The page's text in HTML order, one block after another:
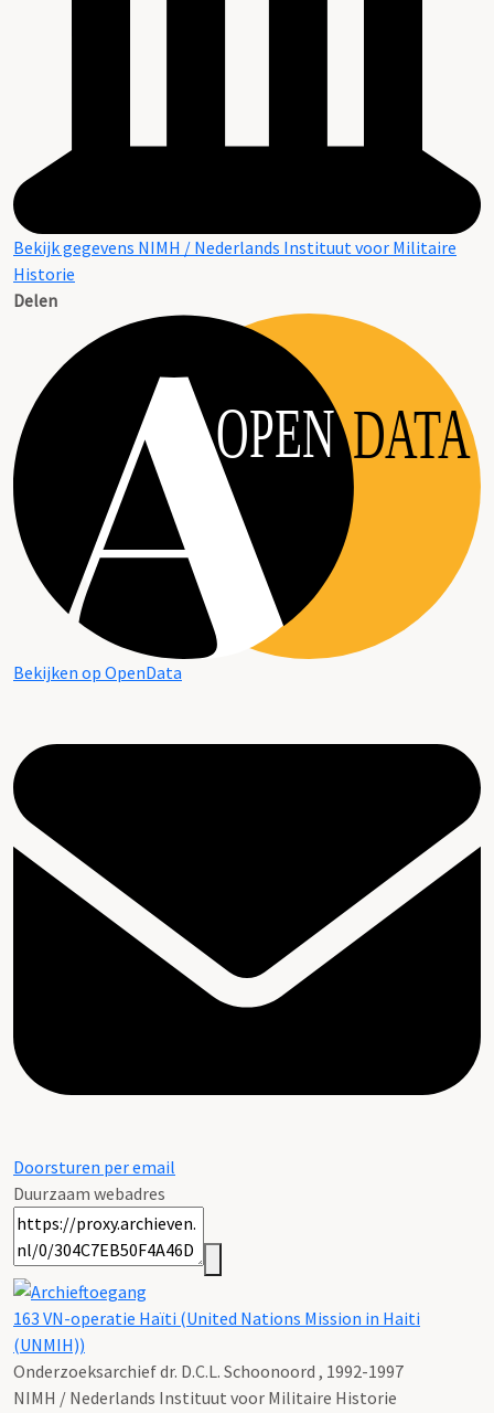
Bekijk gegevens NIMH / Nederlands Instituut voor Militaire
Historie
Delen
OPEN DATA
Bekijken op OpenData
Doorsturen per email
Duurzaam webadres
163 VN-operatie Haïti (United Nations Mission in Haiti
(UNMIH))
Onderzoeksarchief dr. D.C.L. Schoonoord , 1992-1997
NIMH / Nederlands Instituut voor Militaire Historie